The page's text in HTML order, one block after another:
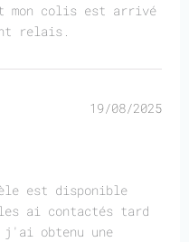
mon colis est arrivé
relais.
19/08/2025
est disponible
ai contactés tard
obtenu une